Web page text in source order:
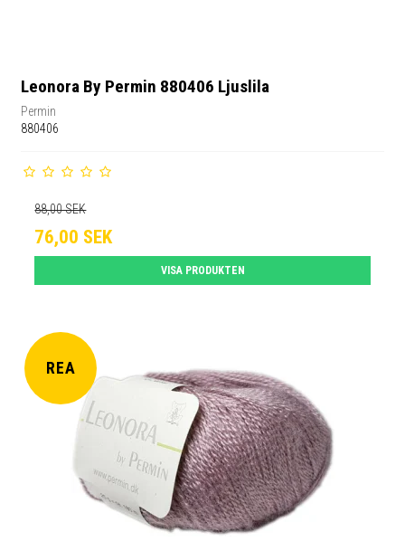
Leonora By Permin 880406 Ljuslila
Permin
880406
88,00 SEK
76,00 SEK
VISA PRODUKTEN
REA